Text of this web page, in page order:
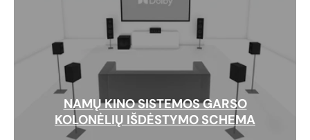
NAMŲ KINO SISTEMOS GARSO
KOLONĖLIŲ IŠDĖSTYMO SCHEMA